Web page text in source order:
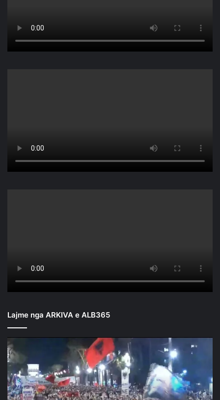
Lajme nga ARKIVA e ALB365
Mbyllen
fjalimet
para
Kryeministrisë/
Nis
marshimi